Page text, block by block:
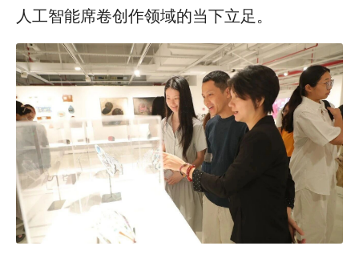
人工智能席卷创作领域的当下立足。